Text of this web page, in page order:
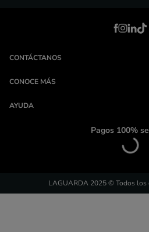
CONTÁCTANOS
CONOCE MÁS
AYUDA
Pagos 100%
LAGUARDA 2025 © Todos los